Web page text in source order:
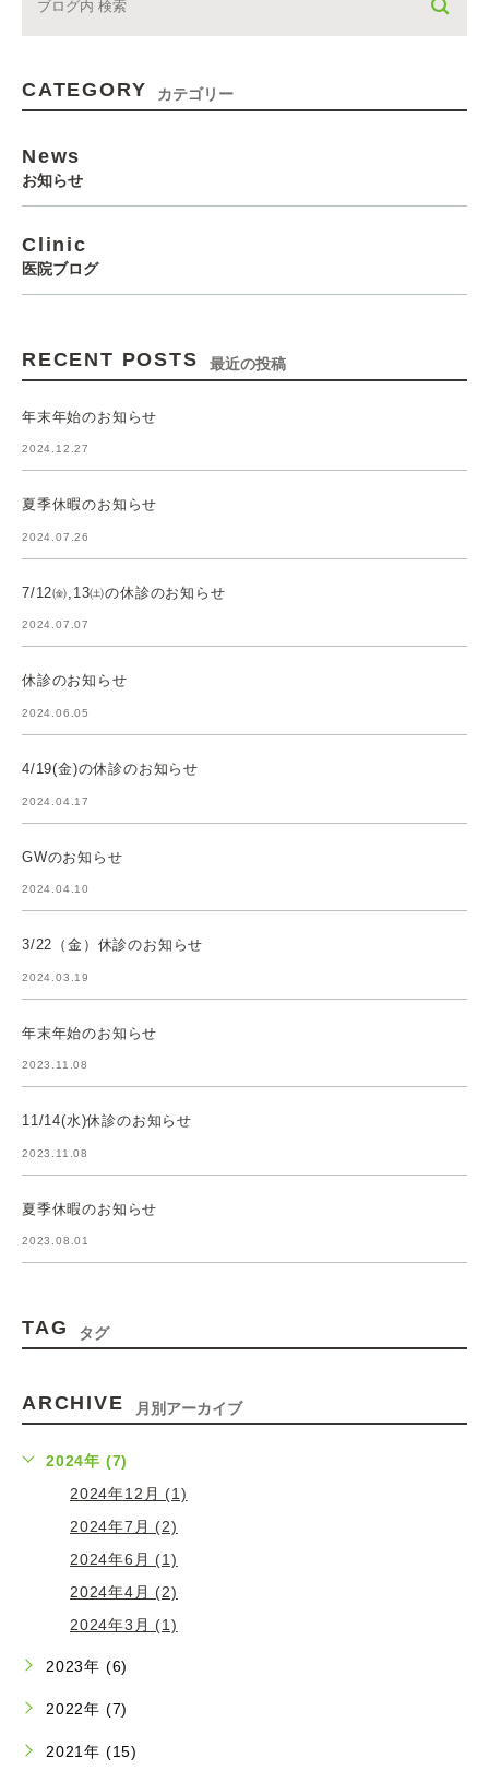
CATEGORY カテゴリー
News
お知らせ
Clinic
医院ブログ
RECENT POSTS 最近の投稿
年末年始のお知らせ
2024.12.27
夏季休暇のお知らせ
2024.07.26
7/12㈮,13㈯の休診のお知らせ
2024.07.07
休診のお知らせ
2024.06.05
4/19(金)の休診のお知らせ
2024.04.17
GWのお知らせ
2024.04.10
3/22（金）休診のお知らせ
2024.03.19
年末年始のお知らせ
2023.11.08
11/14(水)休診のお知らせ
2023.11.08
夏季休暇のお知らせ
2023.08.01
TAG タグ
ARCHIVE 月別アーカイブ
2024年 (7)
2024年12月 (1)
2024年7月 (2)
2024年6月 (1)
2024年4月 (2)
2024年3月 (1)
2023年 (6)
2022年 (7)
2021年 (15)